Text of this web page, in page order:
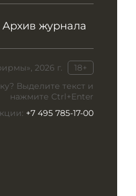
Архив журнала
2026 г.
18+
Выделите текст и
нажмите Ctrl+Enter
+7 495 785-17-00